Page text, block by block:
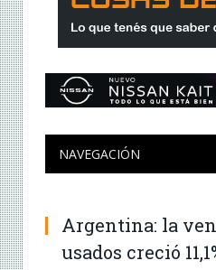
NAVEGACIÓN
Argentina: la
usados creció